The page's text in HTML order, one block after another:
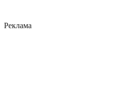
Реклама